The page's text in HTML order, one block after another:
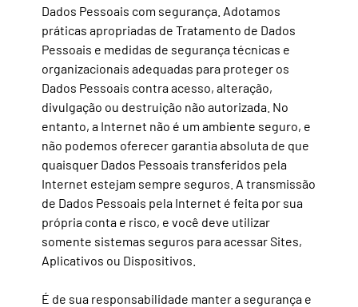
Dados Pessoais com segurança. Adotamos
práticas apropriadas de Tratamento de Dados
Pessoais e medidas de segurança técnicas e
organizacionais adequadas para proteger os
Dados Pessoais contra acesso, alteração,
divulgação ou destruição não autorizada. No
entanto, a Internet não é um ambiente seguro, e
não podemos oferecer garantia absoluta de que
quaisquer Dados Pessoais transferidos pela
Internet estejam sempre seguros. A transmissão
de Dados Pessoais pela Internet é feita por sua
própria conta e risco, e você deve utilizar
somente sistemas seguros para acessar Sites,
Aplicativos ou Dispositivos.
É de sua responsabilidade manter a segurança e